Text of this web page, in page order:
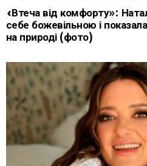
«Втеча від комфорту»:
себе божевільною і
на природі (фото)